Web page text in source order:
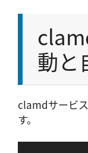
動と
clamdサービ
す。